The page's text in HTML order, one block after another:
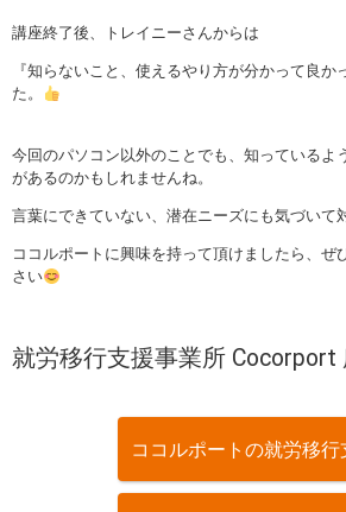
講座終了後、トレイニーさんからは
『知らないこと、使えるやり方が分かって良か
た。
今回のパソコン以外のことでも、知っているよ
があるのかもしれませんね。
言葉にできていない、潜在ニーズにも気づいて
ココルポートに興味を持って頂けましたら、ぜ
さい
就労移行支援事業所 Cocorport
ココルポートの就労移行